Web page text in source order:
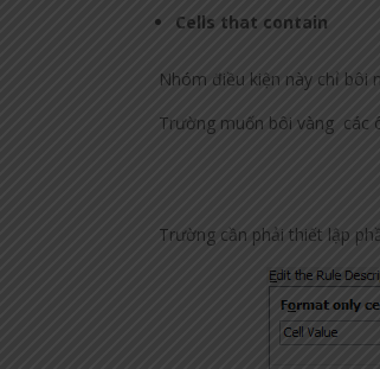
Cells that contain
Nhóm điều kiện này chỉ bôi
Trường muốn bôi vàng các
Trường cần phải thiết lập